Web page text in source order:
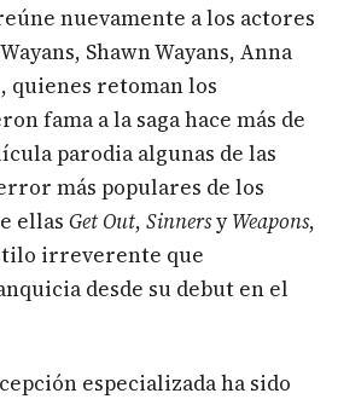
nuevamente a los actores
Shawn Wayans, Anna
quienes retoman los
fama a la saga hace más de
parodia algunas de las
más populares de los
ellas Get Out, SinnersyWeapons,
irreverente que
desde su debut en el
especializada ha sido